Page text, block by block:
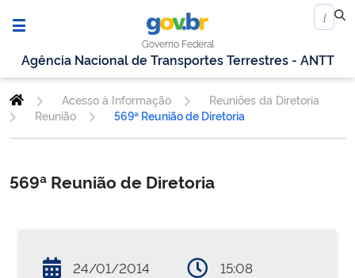
Governo Federal
Agência Nacional de Transportes Terrestres - ANTT
Acesso à Informação
Reuniões da Diretoria
Reunião
569ª Reunião de Diretoria
569ª Reunião de Diretoria
24/01/2014
15:08